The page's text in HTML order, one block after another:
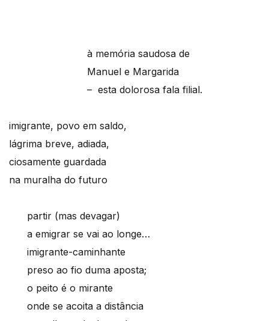
à memória saudosa de
Manuel e Margarida
– esta dolorosa fala filial.
imigrante, povo em saldo,
lágrima breve, adiada,
ciosamente guardada
na muralha do futuro
partir (mas devagar)
a emigrar se vai ao longe…
imigrante-caminhante
preso ao fio duma aposta;
o peito é o mirante
onde se acoita a distância